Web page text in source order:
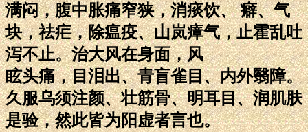
满闷，腹中胀痛窄狭，消痰饮、 癖、气
块，祛疟，除瘟疫、山岚瘴气，止霍乱吐
泻不止。治大风在身面，风
眩头痛，目泪出、青盲雀目、内外翳障。
久服乌须注颜、壮筋骨、明耳目、润肌肤
是验，然此皆为阳虚者言也。